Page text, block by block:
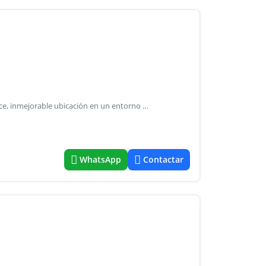
Chacra de 10ha sobre ruta 12 con vista a la laguna del sauce, inmejorable ubicación en un entorno natural y consolidado inmobiliariamente, a 13 km de la playa de solanas, 25km de la península de punta del este y a tan solo 120km de montevideo. Este predio cuenta con luz eléctrica muy buen acceso, un importante lago y árboles que brindan un ambiente único para quienes deseen establecer un lugar para vivir todo el año o el desarrollo de proyectos potenciando la cercanía a los principales balnearios del país.
WhatsApp Contactar